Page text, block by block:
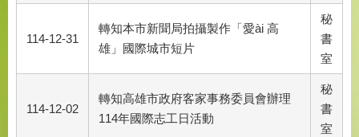
114-12-31
轉知本市新聞局拍攝製作「愛ài 高
雄」國際城市短片
秘
書
室
114-12-02
轉知高雄市政府客家事務委員會辦理
114年國際志工日活動
秘
書
室